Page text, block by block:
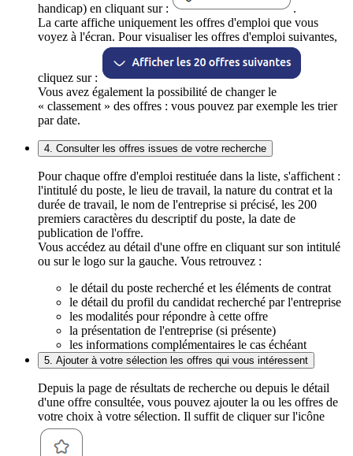
handicap) en cliquant sur :
.
La carte affiche uniquement les offres d'emploi que vous
voyez à l'écran. Pour visualiser les offres d'emploi suivantes,
cliquez sur :
Vous avez également la possibilité de changer le
« classement » des offres : vous pouvez par exemple les trier
par date.
4. Consulter les offres issues de votre recherche
Pour chaque offre d'emploi restituée dans la liste, s'affichent :
l'intitulé du poste, le lieu de travail, la nature du contrat et la
durée de travail, le nom de l'entreprise si précisé, les 200
premiers caractères du descriptif du poste, la date de
publication de l'offre.
Vous accédez au détail d'une offre en cliquant sur son intitulé
ou sur le logo sur la gauche. Vous retrouvez :
le détail du poste recherché et les éléments de contrat
le détail du profil du candidat recherché par l'entreprise
les modalités pour répondre à cette offre
la présentation de l'entreprise (si présente)
les informations complémentaires le cas échéant
5. Ajouter à votre sélection les offres qui vous intéressent
Depuis la page de résultats de recherche ou depuis le détail
d'une offre consultée, vous pouvez ajouter la ou les offres de
votre choix à votre sélection. Il suffit de cliquer sur l'icône